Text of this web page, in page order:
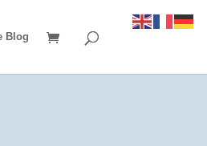
Blog